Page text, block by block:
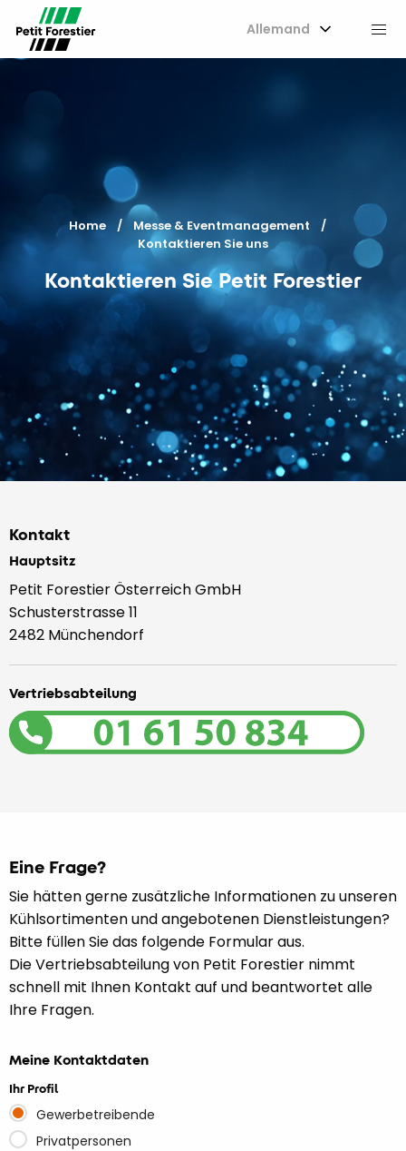
Allemand
Home
Messe & Eventmanagement
Current:
Kontaktieren Sie uns
Kontaktieren Sie Petit Forestier
Kontakt
Hauptsitz
Petit Forestier Österreich GmbH
Schusterstrasse 11
2482 Münchendorf
Vertriebsabteilung
Eine Frage?
Sie hätten gerne zusätzliche Informationen zu unseren
Kühlsortimenten und angebotenen Dienstleistungen?
Bitte füllen Sie das folgende Formular aus.
Die Vertriebsabteilung von Petit Forestier nimmt
schnell mit Ihnen Kontakt auf und beantwortet alle
Ihre Fragen.
Meine Kontaktdaten
Ihr Profil
Gewerbetreibende
Privatpersonen